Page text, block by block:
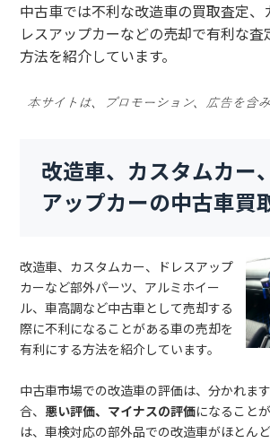
中古車では不利な改造車の買取査定、
レスアップカーなどの売却で有利な
方法を紹介しています。
改造車、カスタムカー
アップカーの中古車買
改造車、カスタムカー、ドレスアップ
カーなど部外パーツ、アルミホイー
ル、車高調など中古車として売却する
際に不利になることがある車の売却を
有利にする方法を紹介しています。
中古車市場での改造車の評価は、分かれま
合、 悪い評価、マイナスの評価になること
は、車検対応の部外品での改造車がほとん